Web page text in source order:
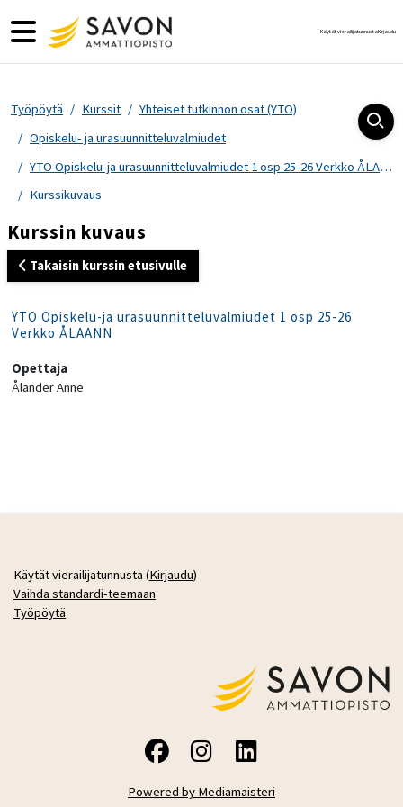
Sivupaneeli Käytät vierailijatunnustaKirjaudu
Työpöytä Kurssit
Yhteiset tutkinnon osat (YTO)
Opiskelu- ja urasuunnitteluvalmiudet
YTO Opiskelu-ja urasuunnitteluvalmiudet 1 osp 25-26 Verkko ÅLAANN
Kurssikuvaus
Kurssin kuvaus
Takaisin kurssin etusivulle
YTO Opiskelu-ja urasuunnitteluvalmiudet 1 osp 25-26
Verkko ÅLAANN
Opettaja
Ålander Anne
Käytät vierailijatunnusta (Kirjaudu)
Vaihda standardi-teemaan
Työpöytä
Powered by Mediamaisteri